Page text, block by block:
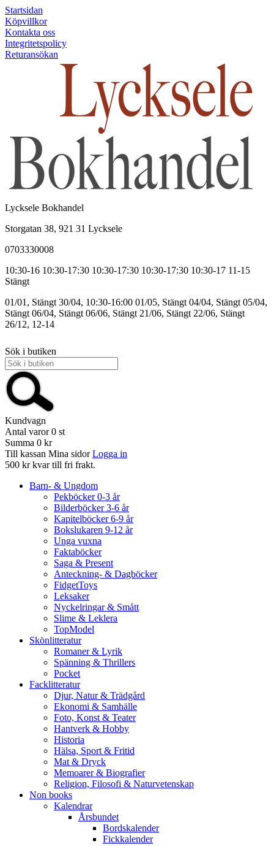
Startsidan
Köpvillkor
Kontakta oss
Integritetspolicy
Returansökan
Lycksele Bokhandel
Storgatan 38, 921 31 Lycksele
0703330008
10:30-16 10:30-17:30 10:30-17:30 10:30-17:30 10:30-17 11-15
Stängt
01/01, Stängt 30/04, 10:30-16:00 01/05, Stängt 04/04, Stängt 05/04,
Stängt 06/04, Stängt 06/06, Stängt 21/06, Stängt 22/06, Stängt
26/12, 12-14
Sök i butiken
Kundvagn
Antal varor 0 st
Summa 0 kr
Till kassan Mina sidor Logga in
500 kr kvar till fri frakt.
Barn- & Ungdom
Pekböcker 0-3 år
Bilderböcker 3-6 år
Kapitelböcker 6-9 år
Bokslukaren 9-12 år
Unga vuxna
Faktaböcker
Saga & Present
Anteckning- & Dagböcker
FidgetToys
Leksaker
Nyckelringar & Smått
Slime & Leklera
TopModel
Skönlitteratur
Romaner & Lyrik
Spänning & Thrillers
Pocket
Facklitteratur
Djur, Natur & Trädgård
Ekonomi & Samhälle
Foto, Konst & Teater
Hantverk & Hobby
Historia
Hälsa, Sport & Fritid
Mat & Dryck
Memoarer & Biografier
Religion, Filosofi & Naturvetenskap
Non books
Kalendrar
Årsbundet
Bordskalender
Fickkalender